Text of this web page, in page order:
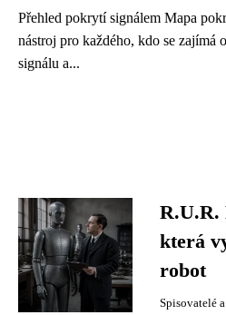
Přehled pokrytí signálem Mapa
nástroj pro každého, kdo se zajímá
signálu a...
R.U.R.
která
robot
Spisovatelé